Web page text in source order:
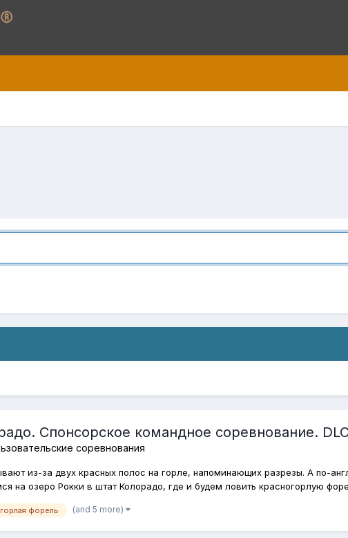
Спонсорское командное соревнование.
соревнования
из-за двух красных полос на горле, напоминающих разрезы. А по-
на озеро Рокки в штат Колорадо, где и будем ловить красногорлую
форель (and 5 more)